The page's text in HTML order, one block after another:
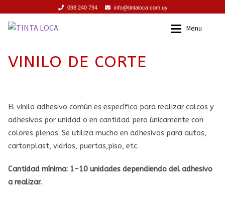
098 240 794 info@tintaloca.com.uy
Ir
navegación
Ir
Menu
Promociones
Productos
INICIO
PROMOCIONES
PRODUCTOS
CONTACTO
VINILO DE CORTE
El vinilo adhesivo común es específico para realizar calcos y
adhesivos por unidad o en cantidad pero únicamente con
colores plenos. Se utiliza mucho en adhesivos para autos,
cartonplast, vidrios, puertas,piso, etc.
Cantidad mínima: 1-10 unidades dependiendo del adhesivo
a realizar.